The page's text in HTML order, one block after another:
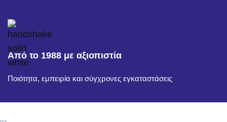
Από το 1988 με αξιοπιστία
Ποιότητα, εμπειρία και σύγχρονες εγκαταστάσεις